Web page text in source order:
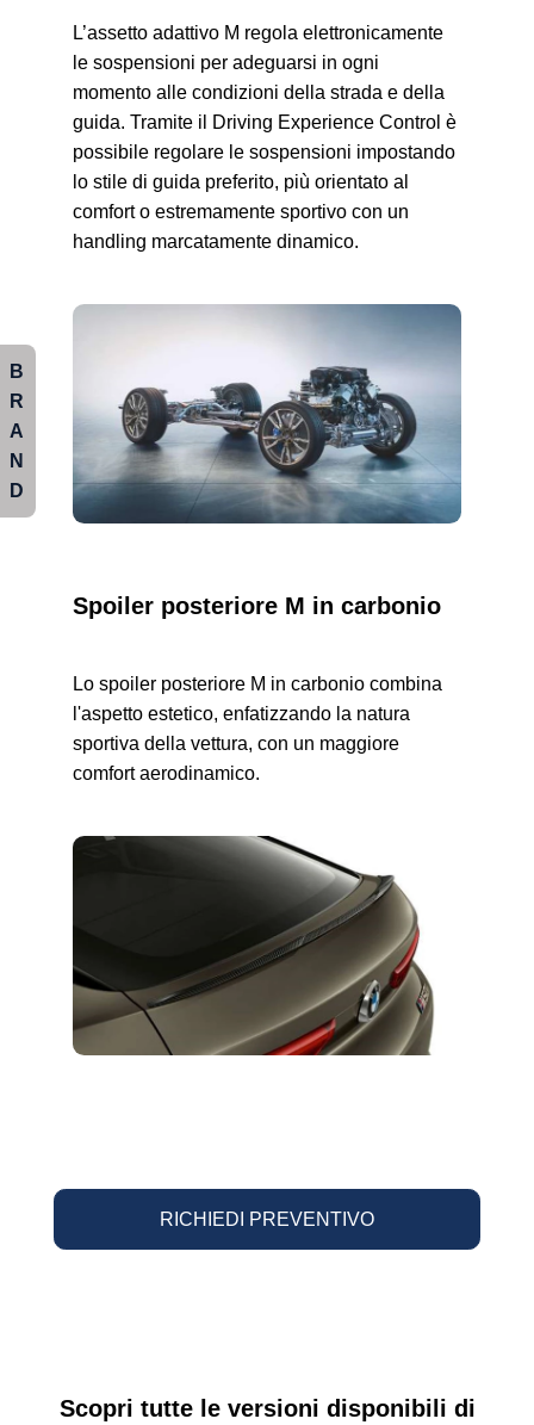
L’assetto adattivo M regola elettronicamente
le sospensioni per adeguarsi in ogni
momento alle condizioni della strada e della
guida. Tramite il Driving Experience Control è
possibile regolare le sospensioni impostando
lo stile di guida preferito, più orientato al
comfort o estremamente sportivo con un
handling marcatamente dinamico.
Spoiler posteriore M in carbonio
Lo spoiler posteriore M in carbonio combina
l'aspetto estetico, enfatizzando la natura
sportiva della vettura, con un maggiore
comfort aerodinamico.
RICHIEDI PREVENTIVO
Scopri tutte le versioni disponibili di
B
R
A
N
D